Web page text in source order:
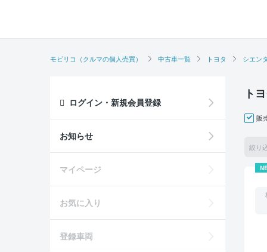
モビリコ（クルマの個人売買） 中古車一覧 トヨタ シエン
ト
販
絞り
ログイン・新規会員登録
お知らせ
マイページ
お気に入り
登録車両